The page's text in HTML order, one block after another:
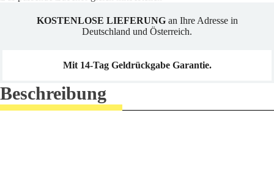
KOSTENLOSE LIEFERUNGan Ihre Adresse in
Deutschland und Österreich.
Mit 14-Tag Geldrückgabe Garantie.
Beschreibung